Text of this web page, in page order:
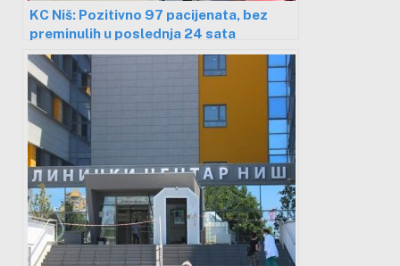
KC Niš: Pozitivno 97 pacijenata, bez
preminulih u poslednja 24 sata